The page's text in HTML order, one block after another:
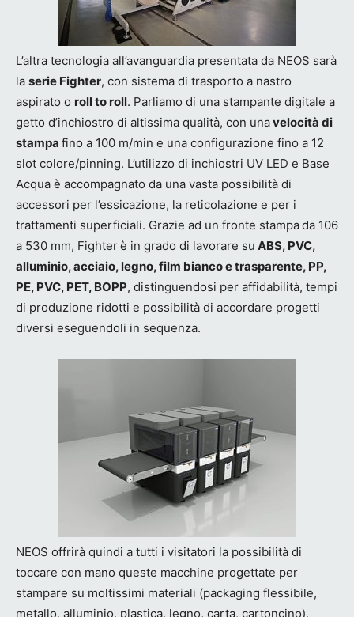
L’altra tecnologia all’avanguardia presentata da NEOS sarà
la serie Fighter, con sistema di trasporto a nastro
aspirato o roll to roll. Parliamo di una stampante digitale a
getto d’inchiostro di altissima qualità, con unavelocità di
stampa fino a 100 m/min e una configurazione fino a 12
slot colore/pinning. L’utilizzo di inchiostri UV LED e Base
Acqua è accompagnato da una vasta possibilità di
accessori per l’essicazione, la reticolazione e per i
trattamenti superficiali. Grazie ad un fronte stampada 106
a 530 mm, Fighterè in grado di lavorare su ABS, PVC,
alluminio, acciaio, legno, film bianco e trasparente, PP,
PE, PVC, PET, BOPP, distinguendosi per affidabilità, tempi
di produzione ridotti e possibilità di accordare progetti
diversi eseguendoli in sequenza.
NEOS offrirà quindi a tutti i visitatori la possibilità di
toccare con mano queste macchine progettate per
stampare su moltissimi materiali (packaging flessibile,
metallo, alluminio, plastica, legno, carta, cartoncino),